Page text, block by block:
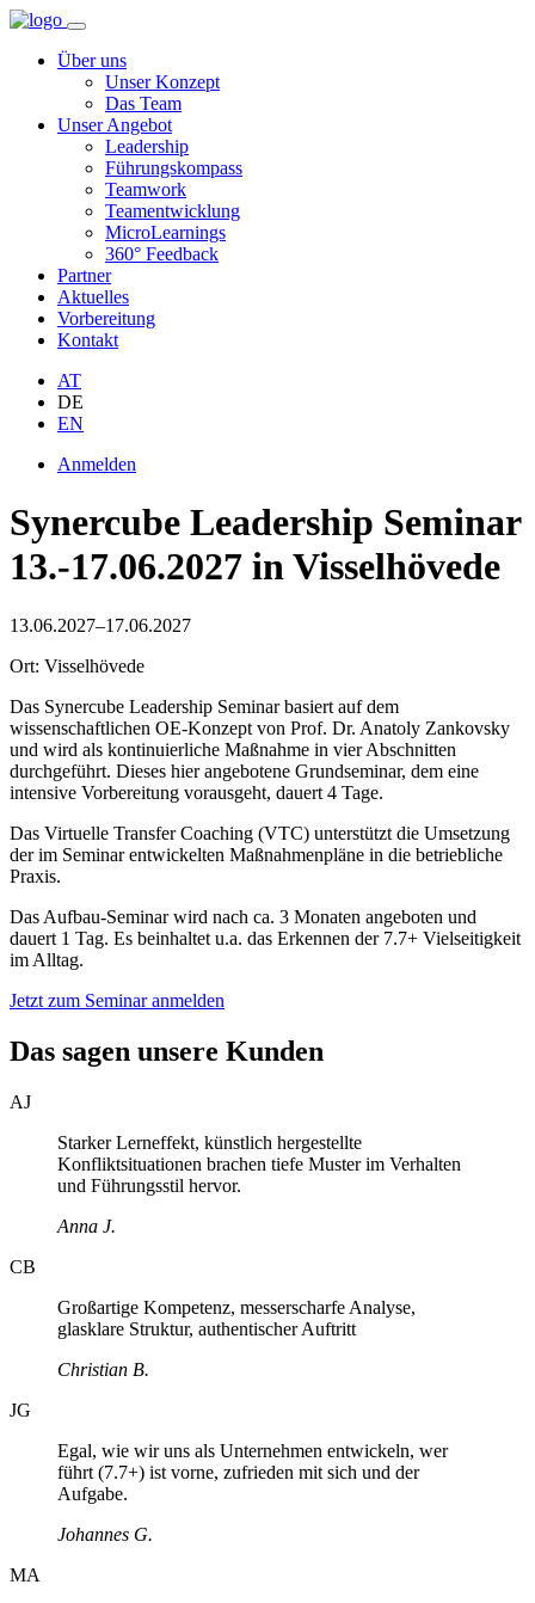
Über uns
Unser Konzept
Das Team
Unser Angebot
Leadership
Führungskompass
Teamwork
Teamentwicklung
MicroLearnings
360° Feedback
Partner
Aktuelles
Vorbereitung
Kontakt
AT
DE
EN
Anmelden
Synercube Leadership Seminar
13.-17.06.2027 in Visselhövede
13.06.2027–17.06.2027
Ort: Visselhövede
Das Synercube Leadership Seminar basiert auf dem
wissenschaftlichen OE-Konzept von Prof. Dr. Anatoly Zankovsky
und wird als kontinuierliche Maßnahme in vier Abschnitten
durchgeführt. Dieses hier angebotene Grundseminar, dem eine
intensive Vorbereitung vorausgeht, dauert 4 Tage.
Das Virtuelle Transfer Coaching (VTC) unterstützt die Umsetzung
der im Seminar entwickelten Maßnahmenpläne in die betriebliche
Praxis.
Das Aufbau-Seminar wird nach ca. 3 Monaten angeboten und
dauert 1 Tag. Es beinhaltet u.a. das Erkennen der 7.7+ Vielseitigkeit
im Alltag.
Jetzt zum Seminar anmelden
Das sagen unsere Kunden
AJ
Starker Lerneffekt, künstlich hergestellte
Konfliktsituationen brachen tiefe Muster im Verhalten
und Führungsstil hervor.
Anna J.
CB
Großartige Kompetenz, messerscharfe Analyse,
glasklare Struktur, authentischer Auftritt
Christian B.
JG
Egal, wie wir uns als Unternehmen entwickeln, wer
führt (7.7+) ist vorne, zufrieden mit sich und der
Aufgabe.
Johannes G.
MA